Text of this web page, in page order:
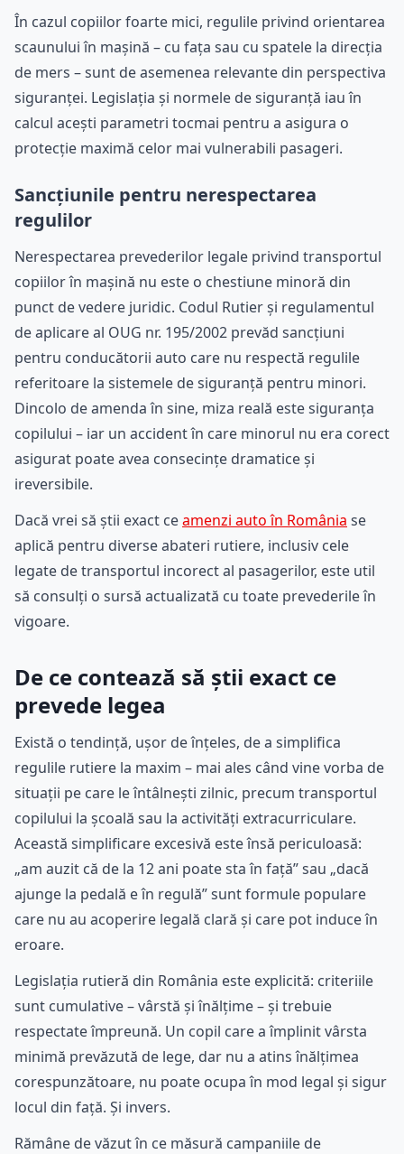
În cazul copiilor foarte mici, regulile privind orientarea
scaunului în mașină – cu fața sau cu spatele la direcția
de mers – sunt de asemenea relevante din perspectiva
siguranței. Legislația și normele de siguranță iau în
calcul acești parametri tocmai pentru a asigura o
protecție maximă celor mai vulnerabili pasageri.
Sancțiunile pentru nerespectarea
regulilor
Nerespectarea prevederilor legale privind transportul
copiilor în mașină nu este o chestiune minoră din
punct de vedere juridic. Codul Rutier și regulamentul
de aplicare al OUG nr. 195/2002 prevăd sancțiuni
pentru conducătorii auto care nu respectă regulile
referitoare la sistemele de siguranță pentru minori.
Dincolo de amenda în sine, miza reală este siguranța
copilului – iar un accident în care minorul nu era corect
asigurat poate avea consecințe dramatice și
ireversibile.
Dacă vrei să știi exact ceamenzi auto în România se
aplică pentru diverse abateri rutiere, inclusiv cele
legate de transportul incorect al pasagerilor, este util
să consulți o sursă actualizată cu toate prevederile în
vigoare.
De ce contează să știi exact ce
prevede legea
Există o tendință, ușor de înțeles, de a simplifica
regulile rutiere la maxim – mai ales când vine vorba de
situații pe care le întâlnești zilnic, precum transportul
copilului la școală sau la activități extracurriculare.
Această simplificare excesivă este însă periculoasă:
„am auzit că de la 12 ani poate sta în față” sau „dacă
ajunge la pedală e în regulă” sunt formule populare
care nu au acoperire legală clară și care pot induce în
eroare.
Legislația rutieră din România este explicită: criteriile
sunt cumulative – vârstă și înălțime – și trebuie
respectate împreună. Un copil care a împlinit vârsta
minimă prevăzută de lege, dar nu a atins înălțimea
corespunzătoare, nu poate ocupa în mod legal și sigur
locul din față. Și invers.
Rămâne de văzut în ce măsură campaniile de